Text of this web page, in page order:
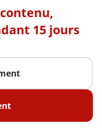
15 jours